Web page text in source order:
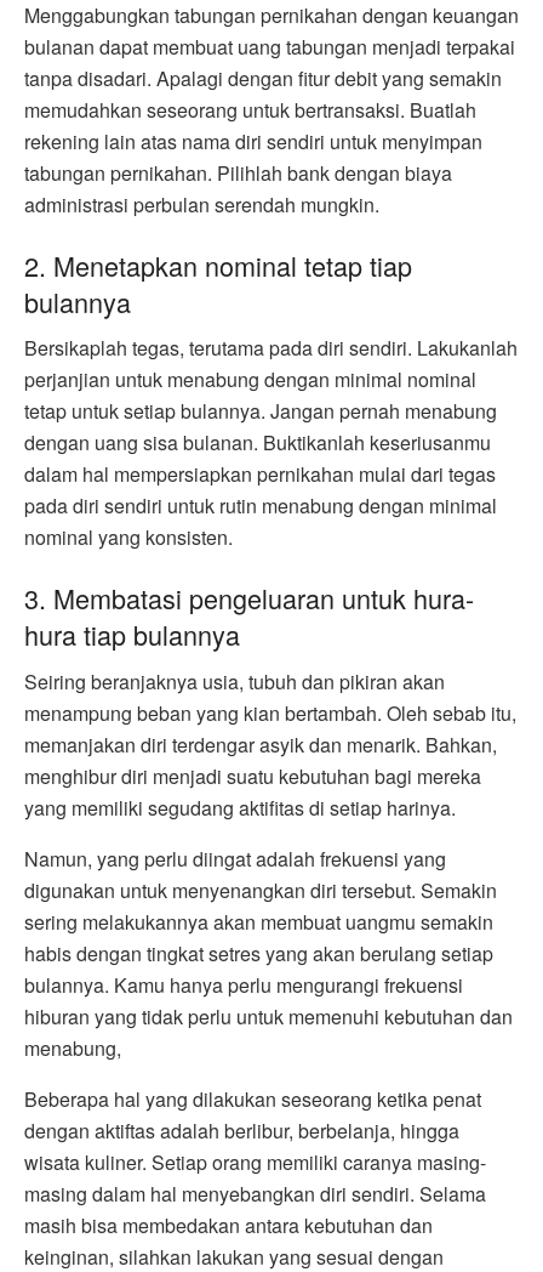
Menggabungkan tabungan pernikahan dengan keuangan
bulanan dapat membuat uang tabungan menjadi terpakai
tanpa disadari. Apalagi dengan fitur debit yang semakin
memudahkan seseorang untuk bertransaksi. Buatlah
rekening lain atas nama diri sendiri untuk menyimpan
tabungan pernikahan. Pilihlah bank dengan biaya
administrasi perbulan serendah mungkin.
2. Menetapkan nominal tetap tiap
bulannya
Bersikaplah tegas, terutama pada diri sendiri. Lakukanlah
perjanjian untuk menabung dengan minimal nominal
tetap untuk setiap bulannya. Jangan pernah menabung
dengan uang sisa bulanan. Buktikanlah keseriusanmu
dalam hal mempersiapkan pernikahan mulai dari tegas
pada diri sendiri untuk rutin menabung dengan minimal
nominal yang konsisten.
3. Membatasi pengeluaran untuk hura-
hura tiap bulannya
Seiring beranjaknya usia, tubuh dan pikiran akan
menampung beban yang kian bertambah. Oleh sebab itu,
memanjakan diri terdengar asyik dan menarik. Bahkan,
menghibur diri menjadi suatu kebutuhan bagi mereka
yang memiliki segudang aktifitas di setiap harinya.
Namun, yang perlu diingat adalah frekuensi yang
digunakan untuk menyenangkan diri tersebut. Semakin
sering melakukannya akan membuat uangmu semakin
habis dengan tingkat setres yang akan berulang setiap
bulannya. Kamu hanya perlu mengurangi frekuensi
hiburan yang tidak perlu untuk memenuhi kebutuhan dan
menabung,
Beberapa hal yang dilakukan seseorang ketika penat
dengan aktiftas adalah berlibur, berbelanja, hingga
wisata kuliner. Setiap orang memiliki caranya masing-
masing dalam hal menyebangkan diri sendiri. Selama
masih bisa membedakan antara kebutuhan dan
keinginan, silahkan lakukan yang sesuai dengan